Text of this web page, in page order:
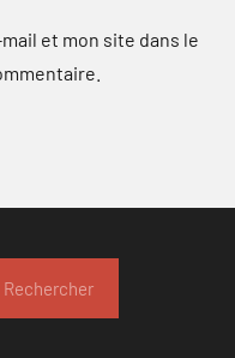
et mon site dans le
Rechercher